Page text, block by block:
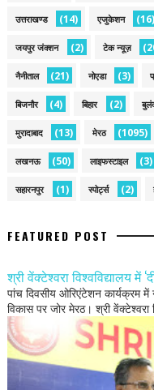
उत्तराखण्ड (14) एजुकेशन (16)
जयपुर जंक्शन (2) टेक न्यूज़
नैनीताल (21) नोएडा (3)
बिजनौर (4) बिहार (2)
मुरादाबाद (13) मेरठ (1095)
लखनऊ (50) लाइफस्टाइल (3)
सहारनपुर (1) स्पोर्ट्स (2)
FEATURED POST
श्री वेंक्टेश्वरा विश्वविद्यालय में
पांच दिवसीय ओरिएंटेशन कार्यक्रम में
विकास पर जोर मेरठ। श्री वेंक्टेश्वरा